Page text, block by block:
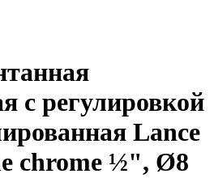
с регулировкой
Lance
chrome ½", Ø8